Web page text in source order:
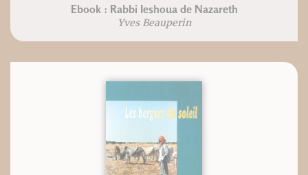
Ebook : Rabbi Ieshoua de Nazareth
Yves Beauperin